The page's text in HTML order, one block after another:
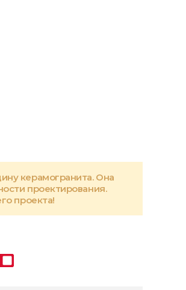
керамогранита. Она
проектирования.
проекта!